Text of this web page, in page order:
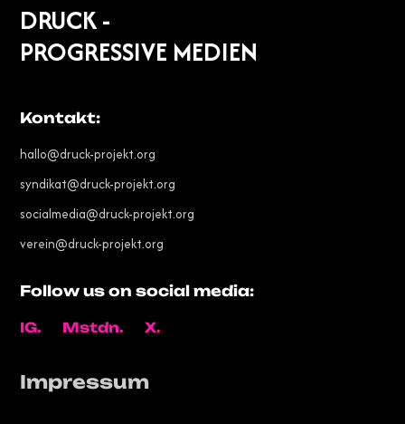
DRUCK -
PROGRESSIVE MEDIEN
Kontakt:
hallo@druck-projekt.org
syndikat@druck-projekt.org
socialmedia@druck-projekt.org
verein@druck-projekt.org
Follow us on social media:
IG. Mstdn. X.
Impressum